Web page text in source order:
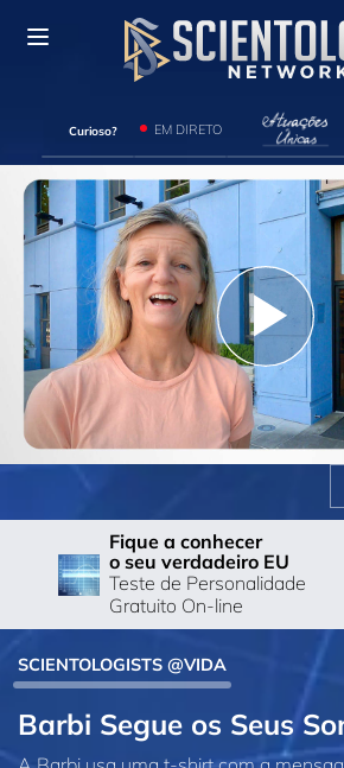
Curioso? EM DIRETO
Fique a conhecer
o seu verdadeiro EU
Teste de Personalidade
Gratuito On-line
SCIENTOLOGISTS @VIDA
Barbi Segue os Seus